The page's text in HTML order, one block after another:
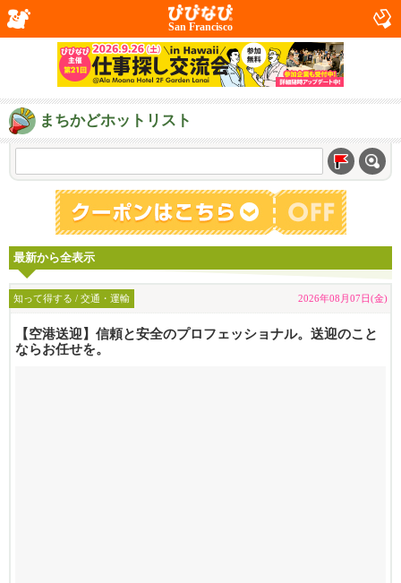
San Francisco
まちかどホットリスト
最新から全表示
知って得する / 交通・運輸 2026年08月07日(金)
【空港送迎】信頼と安全のプロフェッショナル。送迎のこと
ならお任せを。